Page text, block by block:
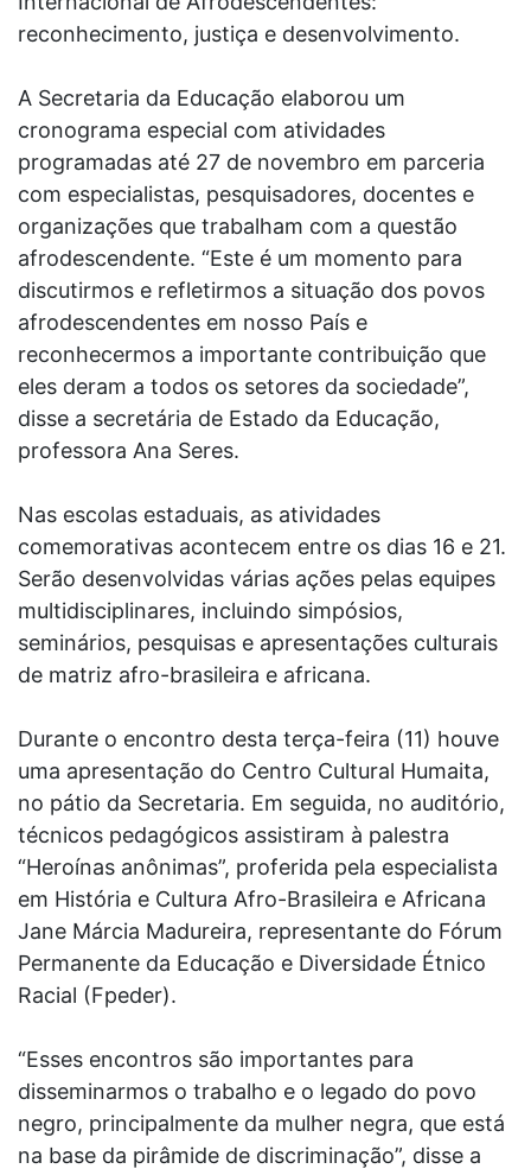
reconhecimento, justiça e desenvolvimento.
A Secretaria da Educação elaborou um
cronograma especial com atividades
programadas até 27 de novembro em parceria
com especialistas, pesquisadores, docentes e
organizações que trabalham com a questão
afrodescendente. “Este é um momento para
discutirmos e refletirmos a situação dos povos
afrodescendentes em nosso País e
reconhecermos a importante contribuição que
eles deram a todos os setores da sociedade”,
disse a secretária de Estado da Educação,
professora Ana Seres.
Nas escolas estaduais, as atividades
comemorativas acontecem entre os dias 16 e 21.
Serão desenvolvidas várias ações pelas equipes
multidisciplinares, incluindo simpósios,
seminários, pesquisas e apresentações culturais
de matriz afro-brasileira e africana.
Durante o encontro desta terça-feira (11) houve
uma apresentação do Centro Cultural Humaita,
no pátio da Secretaria. Em seguida, no auditório,
técnicos pedagógicos assistiram à palestra
“Heroínas anônimas”, proferida pela especialista
em História e Cultura Afro-Brasileira e Africana
Jane Márcia Madureira, representante do Fórum
Permanente da Educação e Diversidade Étnico
Racial (Fpeder).
“Esses encontros são importantes para
disseminarmos o trabalho e o legado do povo
negro, principalmente da mulher negra, que está
na base da pirâmide de discriminação”, disse a